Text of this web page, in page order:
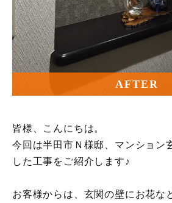
AFTER
皆様、こんにちは。
今回は半田市Ｎ様邸、マンション
した工事をご紹介します♪
お客様からは、玄関の壁にお花な